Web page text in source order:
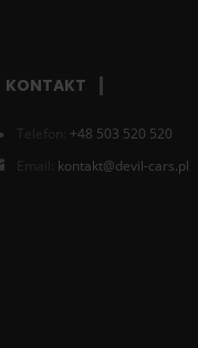
KONTAKT
Telefon: +48 503 520 520
Email: kontakt@devil-cars.pl